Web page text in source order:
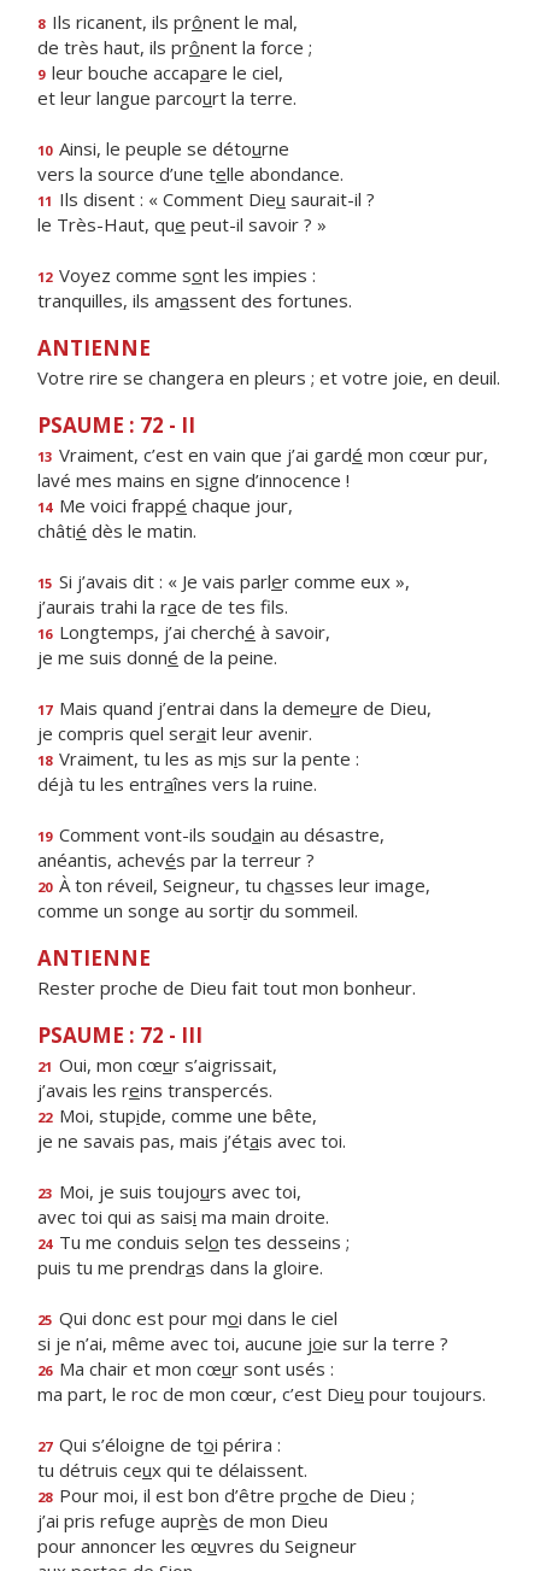
8 Ils ricanent, ils prônent le mal,
de très haut, ils prônent la force ;
9 leur bouche accapare le ciel,
et leur langue parcourt la terre.
10 Ainsi, le peuple se détourne
vers la source d’une telle abondance.
11 Ils disent : « Comment Dieu saurait-il ?
le Très-Haut, que peut-il savoir ? »
12 Voyez comme sont les impies :
tranquilles, ils amassent des fortunes.
ANTIENNE
Votre rire se changera en pleurs ; et votre joie, en deuil.
PSAUME : 72 - II
13 Vraiment, c’est en vain que j’ai gardé mon cœur pur,
lavé mes mains en signe d’innocence !
14 Me voici frappé chaque jour,
châtié dès le matin.
15 Si j’avais dit : « Je vais parler comme eux »,
j’aurais trahi la race de tes fils.
16 Longtemps, j’ai cherché à savoir,
je me suis donné de la peine.
17 Mais quand j’entrai dans la demeure de Dieu,
je compris quel serait leur avenir.
18 Vraiment, tu les as mis sur la pente :
déjà tu les entraînes vers la ruine.
19 Comment vont-ils soudain au désastre,
anéantis, achevés par la terreur ?
20 À ton réveil, Seigneur, tu chasses leur image,
comme un songe au sortir du sommeil.
ANTIENNE
Rester proche de Dieu fait tout mon bonheur.
PSAUME : 72 - III
21 Oui, mon cœur s’aigrissait,
j’avais les reins transpercés.
22 Moi, stupide, comme une bête,
je ne savais pas, mais j’étais avec toi.
23 Moi, je suis toujours avec toi,
avec toi qui as saisi ma main droite.
24 Tu me conduis selon tes desseins ;
puis tu me prendras dans la gloire.
25 Qui donc est pour moi dans le ciel
si je n’ai, même avec toi, aucune joie sur la terre ?
26 Ma chair et mon cœur sont usés :
ma part, le roc de mon cœur, c’est Dieu pour toujours.
27 Qui s’éloigne de toi périra :
tu détruis ceux qui te délaissent.
28 Pour moi, il est bon d’être proche de Dieu ;
j’ai pris refuge auprès de mon Dieu
pour annoncer les œuvres du Seigneur